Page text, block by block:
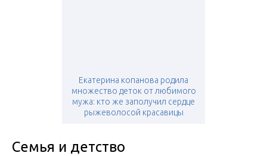
Екатерина копанова родила
множество деток от любимого
мужа: кто же заполучил сердце
рыжеволосой красавицы
Семья и детство